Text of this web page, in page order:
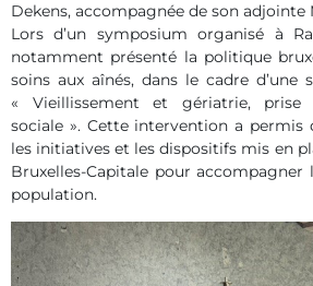
Dekens, accompagnée de son adjointe
Lors d’un symposium organisé à
notamment présenté la politique
soins aux aînés, dans le cadre d’une
« Vieillissement et gériatrie, prise
sociale ». Cette intervention a
les initiatives et les dispositifs mis en
Bruxelles-Capitale pour accompagner
population.